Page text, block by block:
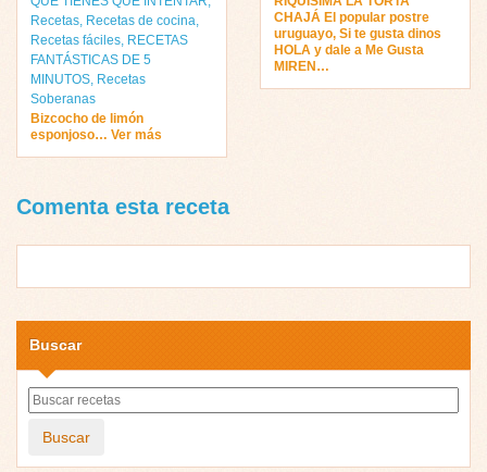
Recetas, Recetas de cocina,
Recetas fáciles, RECETAS
FANTÁSTICAS DE 5
MINUTOS, Recetas
Soberanas
Bizcocho de limón
esponjoso… Ver más
CHAJÁ El popular postre
uruguayo, Si te gusta dinos
HOLA y dale a Me Gusta
MIREN…
Comenta esta receta
Buscar
Buscar